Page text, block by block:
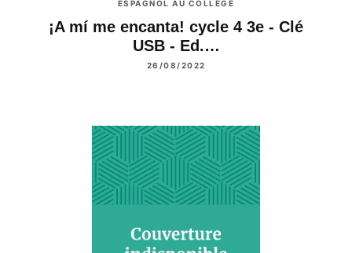
ESPAGNOL AU COLLÈGE
¡A mí me encanta! cycle 4 3e - Clé
USB - Ed.…
26/08/2022